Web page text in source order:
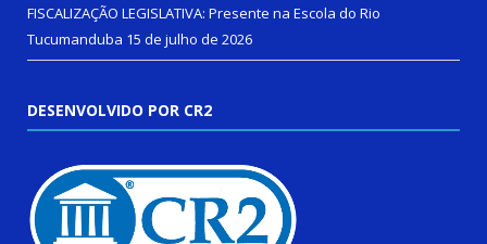
FISCALIZAÇÃO LEGISLATIVA: Presente na Escola do Rio
Tucumanduba 15 de julho de 2026
DESENVOLVIDO POR CR2